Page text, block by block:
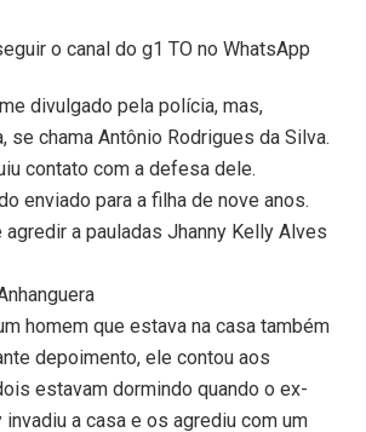
o canal do g1 TO no WhatsApp
divulgado pela polícia, mas,
se chama Antônio Rodrigues da Silva.
contato com a defesa dele.
enviado para a filha de nove anos.
a pauladas Jhanny Kelly Alves
homem que estava na casa também
depoimento, ele contou aos
estavam dormindo quando o ex-
invadiu a casa e os agrediu com um